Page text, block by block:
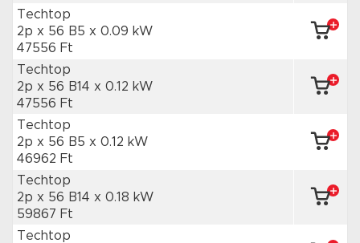
Techtop
2p x 56 B5 x 0.09 kW
47556 Ft
Techtop
2p x 56 B14 x 0.12 kW
47556 Ft
Techtop
2p x 56 B5 x 0.12 kW
46962 Ft
Techtop
2p x 56 B14 x 0.18 kW
59867 Ft
Techtop